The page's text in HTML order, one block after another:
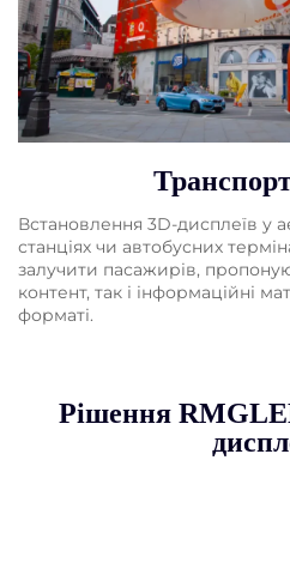
Встановлення 3D-дисплеїв у
станціях чи автобусних
залучити пасажирів,
контент, так і інформаційні
форматі.
Рішення